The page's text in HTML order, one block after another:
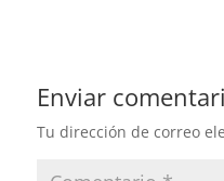
Enviar
Tu dirección de correo